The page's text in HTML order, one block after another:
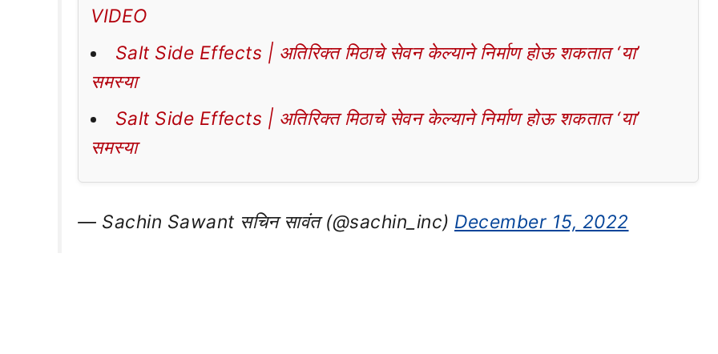
VIDEO
Salt Side Effects | अतिरिक्त मिठाचे सेवन केल्याने निर्माण होऊ शकतात ‘या’
समस्या
Salt Side Effects | अतिरिक्त मिठाचे सेवन केल्याने निर्माण होऊ शकतात ‘या’
समस्या
— Sachin Sawant सचिन सावंत (@sachin_inc) December 15, 2022